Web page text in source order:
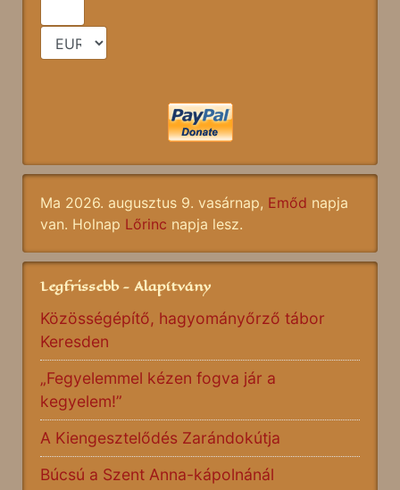
Ma 2026. augusztus 9. vasárnap, Emőd napja
van. Holnap Lőrinc napja lesz.
Legfrissebb - Alapítvány
Közösségépítő, hagyományőrző tábor
Keresden
„Fegyelemmel kézen fogva jár a
kegyelem!”
A Kiengesztelődés Zarándokútja
Búcsú a Szent Anna-kápolnánál